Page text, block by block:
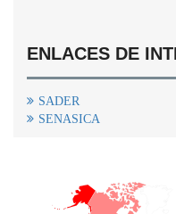
ENLACES DE
SADER
SENASICA